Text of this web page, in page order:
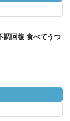
調回復 食べてうつ